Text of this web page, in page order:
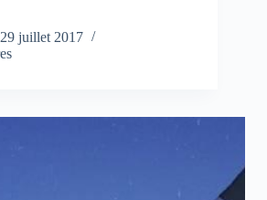
29 juillet 2017